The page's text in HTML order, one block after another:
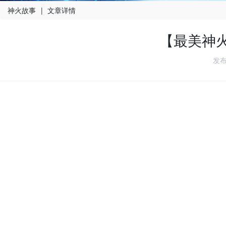
神火故事 | 文章详情
【最美
发